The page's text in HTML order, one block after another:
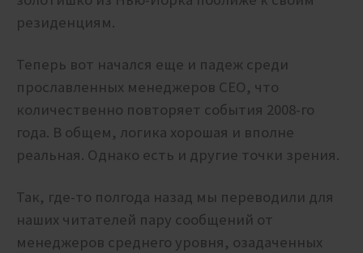
резиденциям.
Теперь вот начался еще и падеж среди
прославленных менеджеров CEO, что
количественно повторяет события 2008-го
года. В общем, логика хорошая и вполне
реальная. Однако есть и другие точки зрения.
Так, где-то полгода назад мы переводили для
наших читателей пару сообщений от
менеджеров среднего уровня, озадаченных